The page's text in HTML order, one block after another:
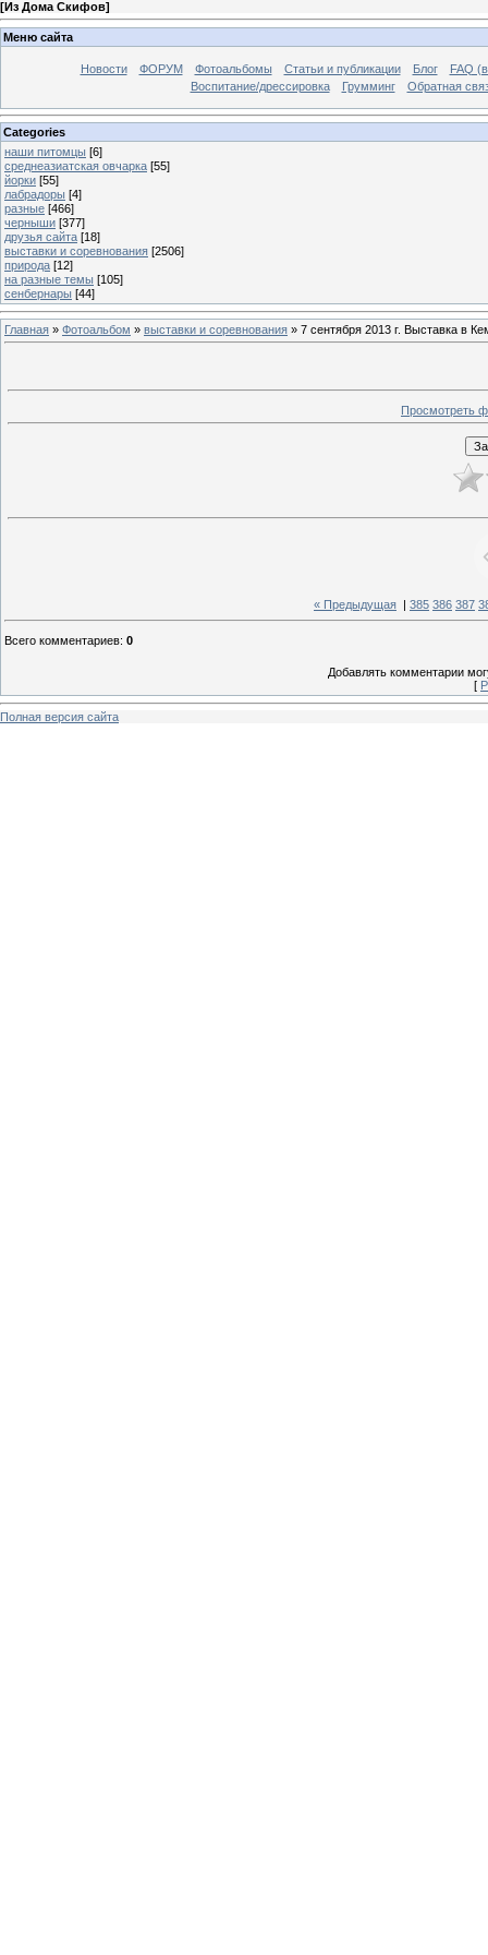
[Из Дома Скифов]
Меню сайта
Новости ФОРУМ Фотоальбомы Статьи и публикации Блог
FAQ
Воспитание/дрессировка
Грумминг Обратная
Categories
наши питомцы [6]
среднеазиатская овчарка [55]
йорки [55]
лабрадоры [4]
разные [466]
черныши [377]
друзья сайта [18]
выставки и соревнования [2506]
природа [12]
на разные темы [105]
сенбернары [44]
Главная » Фотоальбом » выставки и соревнования » 7 сентября 2013 г. Выставка в
Просмотреть
« Предыдущая | 385 386 387
Всего комментариев: 0
Добавлять комментарии
[
Полная версия сайта